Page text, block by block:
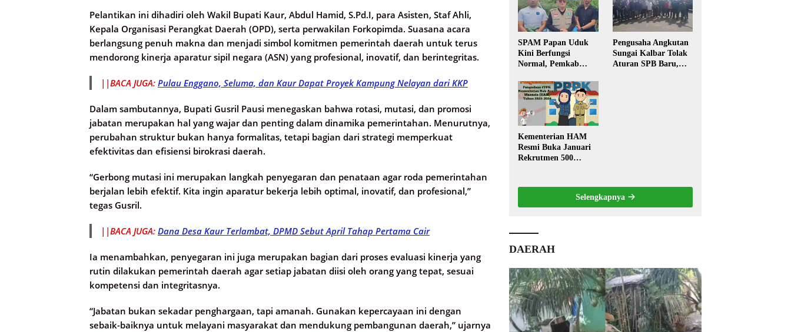
Pelantikan ini dihadiri oleh Wakil Bupati Kaur, Abdul Hamid, S.Pd.I, para Asisten, Staf Ahli,
Kepala Organisasi Perangkat Daerah (OPD), serta perwakilan Forkopimda. Suasana acara
berlangsung penuh makna dan menjadi simbol komitmen pemerintah daerah untuk terus
mendorong kinerja aparatur sipil negara (ASN) yang profesional, inovatif, dan berintegritas.
||BACA JUGA: Pulau Enggano, Seluma, dan Kaur Dapat Proyek Kampung Nelayan dari KKP
Dalam sambutannya, Bupati Gusril Pausi menegaskan bahwa rotasi, mutasi, dan promosi
jabatan merupakan hal yang wajar dan penting dalam dinamika pemerintahan. Menurutnya,
perubahan struktur bukan hanya formalitas, tetapi bagian dari strategi memperkuat
efektivitas dan efisiensi birokrasi daerah.
“Gerbong mutasi ini merupakan langkah penyegaran dan penataan agar roda pemerintahan
berjalan lebih efektif. Kita ingin aparatur bekerja lebih optimal, inovatif, dan profesional,”
tegas Gusril.
||BACA JUGA: Dana Desa Kaur Terlambat, DPMD Sebut April Tahap Pertama Cair
Ia menambahkan, penyegaran ini juga merupakan bagian dari proses evaluasi kinerja yang
rutin dilakukan pemerintah daerah agar setiap jabatan diisi oleh orang yang tepat, sesuai
kompetensi dan integritasnya.
“Jabatan bukan sekadar penghargaan, tapi amanah. Gunakan kepercayaan ini dengan
sebaik-baiknya untuk melayani masyarakat dan mendukung pembangunan daerah,” ujarnya
Pembangunan
SPAM Papan Uduk
Kini Berfungsi
Normal, Pemkab
Distribusi Air Bersih
Lancar ke Rumah
Warga
Pengusaha Angkutan
Sungai Kalbar Tolak
Aturan SPB Baru,
Kementerian HAM
Resmi Buka Januari
Rekrutmen 500
Selengkapnya
DAERAH